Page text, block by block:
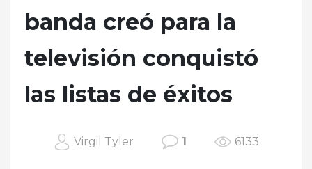
banda creó para la
televisión conquistó
las listas de éxitos
Virgil Tyler 1 6133